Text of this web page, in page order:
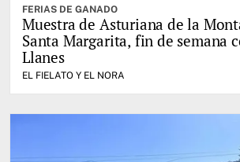
FERIAS DE GANADO
Muestra de Asturiana de la
Santa Margarita, fin de semana
Llanes
EL FIELATO Y EL NORA